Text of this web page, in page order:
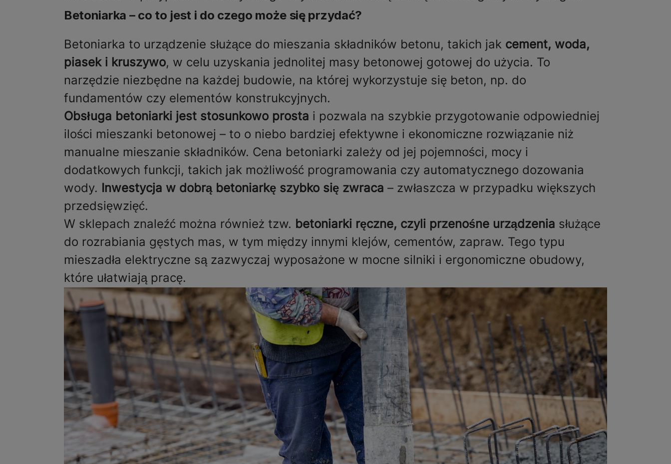
Betoniarka – co to jest i do czego może się przydać?
Betoniarka to urządzenie służące do mieszania składników betonu, takich jak cement, woda,
piasek i kruszywo, w celu uzyskania jednolitej masy betonowej gotowej do użycia. To
narzędzie niezbędne na każdej budowie, na której wykorzystuje się beton, np. do
fundamentów czy elementów konstrukcyjnych.
Obsługa betoniarki jest stosunkowo prosta i pozwala na szybkie przygotowanie odpowiedniej
ilości mieszanki betonowej – to o niebo bardziej efektywne i ekonomiczne rozwiązanie niż
manualne mieszanie składników. Cena betoniarki zależy od jej pojemności, mocy i
dodatkowych funkcji, takich jak możliwość programowania czy automatycznego dozowania
wody. Inwestycja w dobrą betoniarkę szybko się zwraca – zwłaszcza w przypadku większych
przedsięwzięć.
W sklepach znaleźć można również tzw. betoniarki ręczne, czyli przenośne urządzenia służące
do rozrabiania gęstych mas, w tym między innymi klejów, cementów, zapraw. Tego typu
mieszadła elektryczne są zazwyczaj wyposażone w mocne silniki i ergonomiczne obudowy,
które ułatwiają pracę.